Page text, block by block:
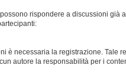
rispondere a discussioni già
è necessaria la registrazione. Tale
autore la responsabilità per i